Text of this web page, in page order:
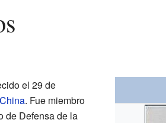
el 29 de
China. Fue miembro
de Defensa de la